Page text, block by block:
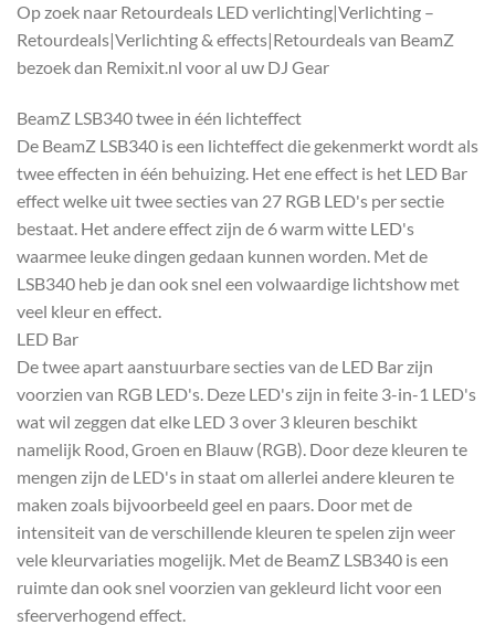
Op zoek naar Retourdeals LED verlichting|Verlichting –
Retourdeals|Verlichting & effects|Retourdeals van BeamZ
bezoek dan Remixit.nl voor al uw DJ Gear
BeamZ LSB340 twee in één lichteffect
De BeamZ LSB340 is een lichteffect die gekenmerkt wordt als
twee effecten in één behuizing. Het ene effect is het LED Bar
effect welke uit twee secties van 27 RGB LED's per sectie
bestaat. Het andere effect zijn de 6 warm witte LED's
waarmee leuke dingen gedaan kunnen worden. Met de
LSB340 heb je dan ook snel een volwaardige lichtshow met
veel kleur en effect.
LED Bar
De twee apart aanstuurbare secties van de LED Bar zijn
voorzien van RGB LED's. Deze LED's zijn in feite 3-in-1 LED's
wat wil zeggen dat elke LED 3 over 3 kleuren beschikt
namelijk Rood, Groen en Blauw (RGB). Door deze kleuren te
mengen zijn de LED's in staat om allerlei andere kleuren te
maken zoals bijvoorbeeld geel en paars. Door met de
intensiteit van de verschillende kleuren te spelen zijn weer
vele kleurvariaties mogelijk. Met de BeamZ LSB340 is een
ruimte dan ook snel voorzien van gekleurd licht voor een
sfeerverhogend effect.